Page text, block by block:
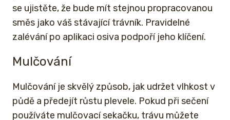
se ujistěte, že bude mít stejnou propracovanou
směs jako váš stávající trávník. Pravidelné
zalévání po aplikaci osiva podpoří jeho klíčení.
Mulčování
Mulčování je skvělý způsob, jak udržet vlhkost v
půdě a předejít růstu plevele. Pokud při sečení
používáte mulčovací sekačku, trávu můžete